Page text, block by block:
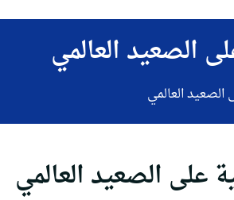
الصعيد العالمي
الصعيد العالمي
على الصعيد العالمي